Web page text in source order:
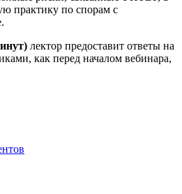
практику по спорам с
лектор предоставит ответы на
как перед началом вебинара,